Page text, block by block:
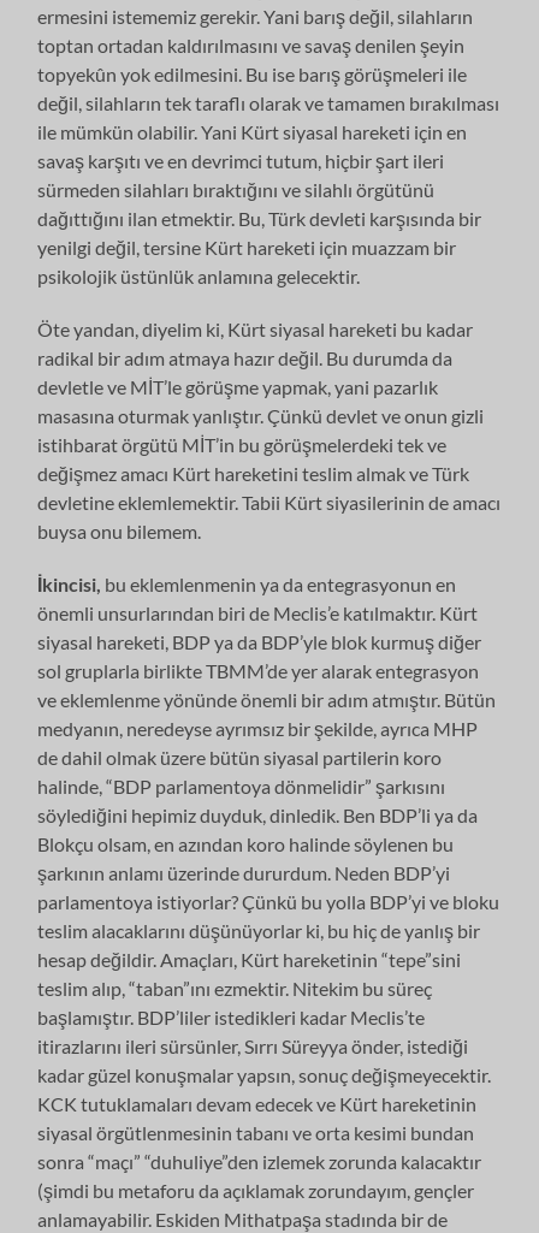
ermesini istememiz gerekir. Yani barış değil, silahların
toptan ortadan kaldırılmasını ve savaş denilen şeyin
topyekûn yok edilmesini. Bu ise barış görüşmeleri ile
değil, silahların tek taraflı olarak ve tamamen bırakılması
ile mümkün olabilir. Yani Kürt siyasal hareketi için en
savaş karşıtı ve en devrimci tutum, hiçbir şart ileri
sürmeden silahları bıraktığını ve silahlı örgütünü
dağıttığını ilan etmektir. Bu, Türk devleti karşısında bir
yenilgi değil, tersine Kürt hareketi için muazzam bir
psikolojik üstünlük anlamına gelecektir.
Öte yandan, diyelim ki, Kürt siyasal hareketi bu kadar
radikal bir adım atmaya hazır değil. Bu durumda da
devletle ve MİT’le görüşme yapmak, yani pazarlık
masasına oturmak yanlıştır. Çünkü devlet ve onun gizli
istihbarat örgütü MİT’in bu görüşmelerdeki tek ve
değişmez amacı Kürt hareketini teslim almak ve Türk
devletine eklemlemektir. Tabii Kürt siyasilerinin de amacı
buysa onu bilemem.
İkincisi, bu eklemlenmenin ya da entegrasyonun en
önemli unsurlarından biri de Meclis’e katılmaktır. Kürt
siyasal hareketi, BDP ya da BDP’yle blok kurmuş diğer
sol gruplarla birlikte TBMM’de yer alarak entegrasyon
ve eklemlenme yönünde önemli bir adım atmıştır. Bütün
medyanın, neredeyse ayrımsız bir şekilde, ayrıca MHP
de dahil olmak üzere bütün siyasal partilerin koro
halinde, “BDP parlamentoya dönmelidir” şarkısını
söylediğini hepimiz duyduk, dinledik. Ben BDP’li ya da
Blokçu olsam, en azından koro halinde söylenen bu
şarkının anlamı üzerinde dururdum. Neden BDP’yi
parlamentoya istiyorlar? Çünkü bu yolla BDP’yi ve bloku
teslim alacaklarını düşünüyorlar ki, bu hiç de yanlış bir
hesap değildir. Amaçları, Kürt hareketinin “tepe”sini
teslim alıp, “taban”ını ezmektir. Nitekim bu süreç
başlamıştır. BDP’liler istedikleri kadar Meclis’te
itirazlarını ileri sürsünler, Sırrı Süreyya önder, istediği
kadar güzel konuşmalar yapsın, sonuç değişmeyecektir.
KCK tutuklamaları devam edecek ve Kürt hareketinin
siyasal örgütlenmesinin tabanı ve orta kesimi bundan
sonra “maçı” “duhuliye”den izlemek zorunda kalacaktır
(şimdi bu metaforu da açıklamak zorundayım, gençler
anlamayabilir. Eskiden Mithatpaşa stadında bir de